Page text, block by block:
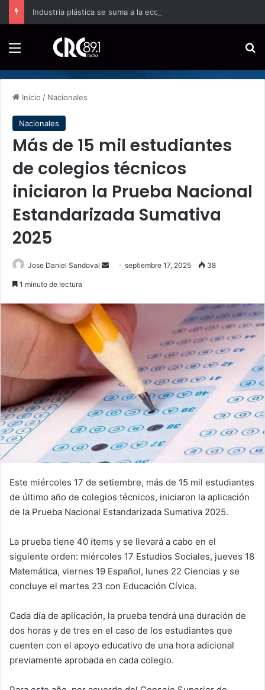
Industria plástica se suma a la economía circular
Menú
Inicio / Nacionales
Nacionales
Más de 15 mil estudiantes
de colegios técnicos
iniciaron la Prueba Nacional
Estandarizada Sumativa
2025
Jose Daniel Sandoval
Sendseptiembre 17, 2025 38
1 minuto de lectura
Este miércoles 17 de setiembre, más de 15 mil estudiantes
de último año de colegios técnicos, iniciaron la aplicación
de la Prueba Nacional Estandarizada Sumativa 2025.
La prueba tiene 40 ítems y se llevará a cabo en el
siguiente orden: miércoles 17 Estudios Sociales, jueves 18
Matemática, viernes 19 Español, lunes 22 Ciencias y se
concluye el martes 23 con Educación Cívica.
Cada día de aplicación, la prueba tendrá una duración de
dos horas y de tres en el caso de los estudiantes que
cuenten con el apoyo educativo de una hora adicional
previamente aprobada en cada colegio.